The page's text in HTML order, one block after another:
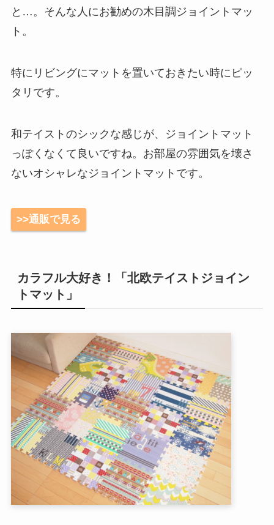
と…。そんな人にお勧めの木目調ジョイントマッ
ト。
特にリビングにマットを置いておきたい時にピッ
タリです。
和テイストのシックな感じが、ジョイントマット
っぽくなくて良いですね。お部屋の雰囲気を壊さ
ないオシャレなジョイントマットです。
>>通販で見る
カラフル大好き！「北欧テイストジョイン
トマット」